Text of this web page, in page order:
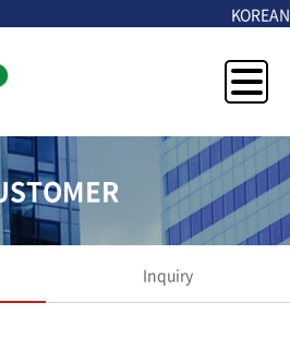
KOREAN
Inquiry